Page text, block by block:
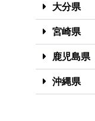
大分県
宮崎県
鹿児島県
沖縄県